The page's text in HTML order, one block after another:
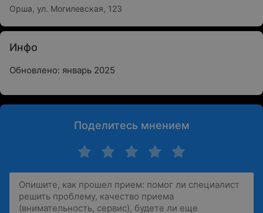
Орша, ул. Могилевская, 123
Инфо
Обновлено: январь 2025
Поделитесь мнением